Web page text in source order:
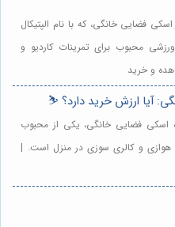
فضایی خانگی، که با نام الپتیکال
محبوب برای تمرینات کاردیو و
و خرید
آیا ارزش خرید دارد؟ ⛷️
اسکی فضایی خانگی، یکی از محبوب
هوازی و کالری سوزی در منزل است. |